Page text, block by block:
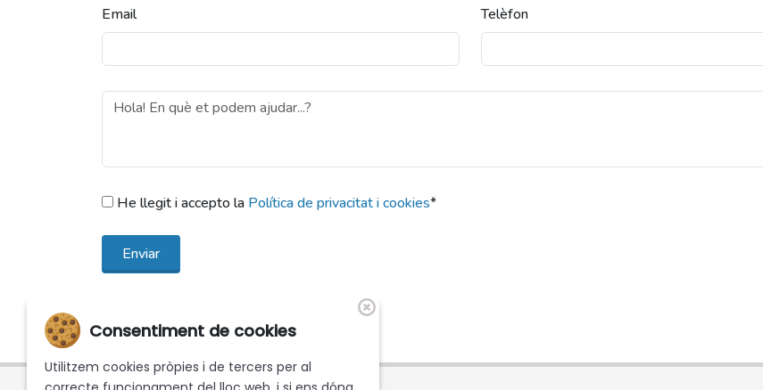
Email Telèfon
He llegit i accepto la Política de privacitat i cookies*
Enviar
Consentiment de cookies
Utilitzem cookies pròpies i de tercers per al